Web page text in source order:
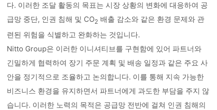
다. 이러한 조달 활동의 목표는 시장 상황의 변화에 대응하여 공
급망 중단, 인권 침해 및 CO2 배출 감소와 같은 환경 문제와 관
련된 위험을 식별하고 완화하는 것입니다.
Nitto Group은 이러한 이니셔티브를 구현함에 있어 파트너와
긴밀하게 협력하여 장기 주문 계획 및 배송 일정과 같은 주요 사
안을 정기적으로 조율하고 논의합니다. 이를 통해 지속 가능한
비즈니스 환경을 유지하면서 파트너에게 과도한 부담을 주지 않
습니다. 이러한 노력의 목적은 공급망 전반에 걸쳐 인권 침해의